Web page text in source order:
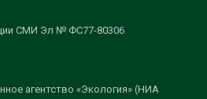
СМИ Эл № ФС77-80306
агентство «Экология» (НИА